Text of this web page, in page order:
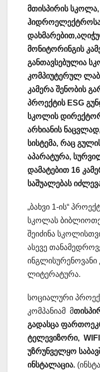
მთისპირის სკოლა,
მონიტორინგის
განთავსებულია
კომპიუტერულ
კამერა შენობის
პროექტის ESG
სკოლის
არხიანის
სისტემა, რაც
აპარატურა,
დამატებით 16
საშუალებას
„ბახვი 1-ის“
სკოლას
შეიძინა
ასევე
ინგლისურენოვანი
ლიტერატურა.
სოციალური
კომპანიამ მ
გადასცა
ტელევიზორი,
უზრუნველყო
ინსტალაცია.